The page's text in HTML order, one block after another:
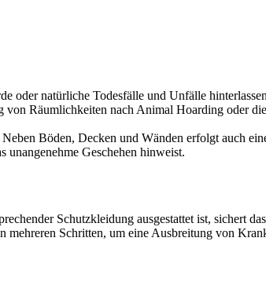
natürliche Todesfälle und Unfälle
Räumlichkeiten nach Animal Hoarding oder
Böden, Decken und Wänden erfolgt auch
unangenehme Geschehen hinweist.
Schutzkleidung ausgestattet ist, sichert
Schritten, um eine Ausbreitung von